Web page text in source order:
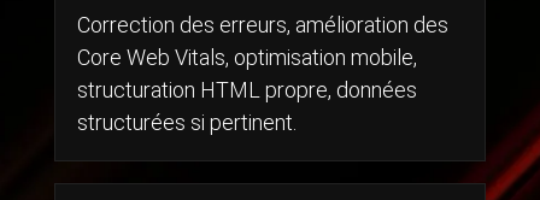
Correction des erreurs, amélioration des
Core Web Vitals, optimisation mobile,
structuration HTML propre, données
structurées si pertinent.